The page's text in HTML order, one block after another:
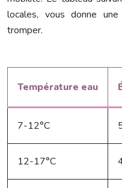
locales, vous donne
tromper.
Température eau
7-12°C
12-17°C